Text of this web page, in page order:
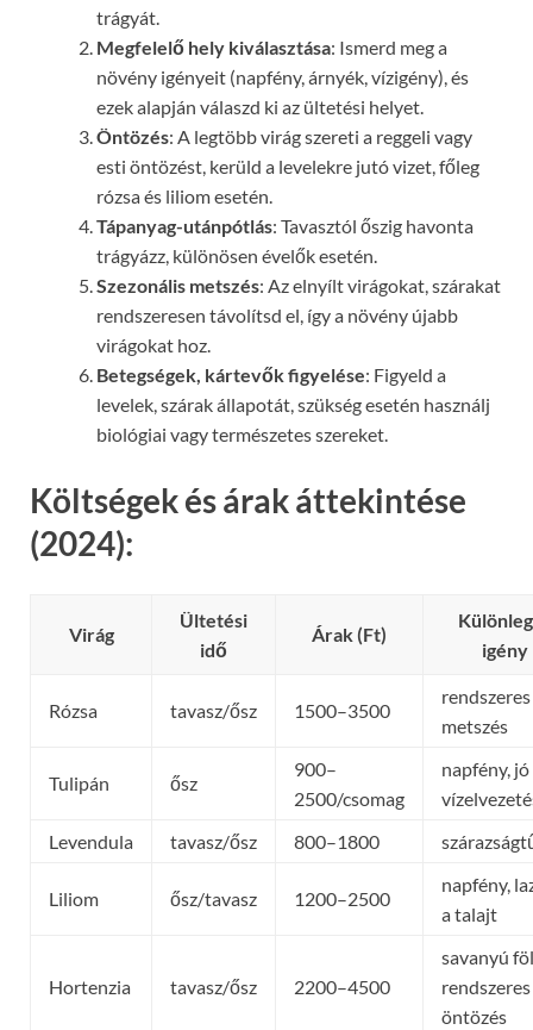
trágyát.
Megfelelő hely kiválasztása: Ismerd meg a
növény igényeit (napfény, árnyék, vízigény), és
ezek alapján válaszd ki az ültetési helyet.
Öntözés: A legtöbb virág szereti a reggeli vagy
esti öntözést, kerüld a levelekre jutó vizet, főleg
rózsa és liliom esetén.
Tápanyag-utánpótlás: Tavasztól őszig havonta
trágyázz, különösen évelők esetén.
Szezonális metszés: Az elnyílt virágokat, szárakat
rendszeresen távolítsd el, így a növény újabb
virágokat hoz.
Betegségek, kártevők figyelése: Figyeld a
levelek, szárak állapotát, szükség esetén használj
biológiai vagy természetes szereket.
Költségek és árak áttekintése
(2024):
Virág
Ültetési
idő
Árak (Ft)
igény
Rózsa tavasz/ősz 1500–3500
rendszeres
metszés
Tulipán ősz
900–
2500/csomag
napfény, jó
Levendula
tavasz/ősz 800–1800
Liliom ősz/tavasz 1200–2500
napfény,
a talajt
Hortenzia tavasz/ősz 2200–4500
savanyú
rendszeres
öntözés